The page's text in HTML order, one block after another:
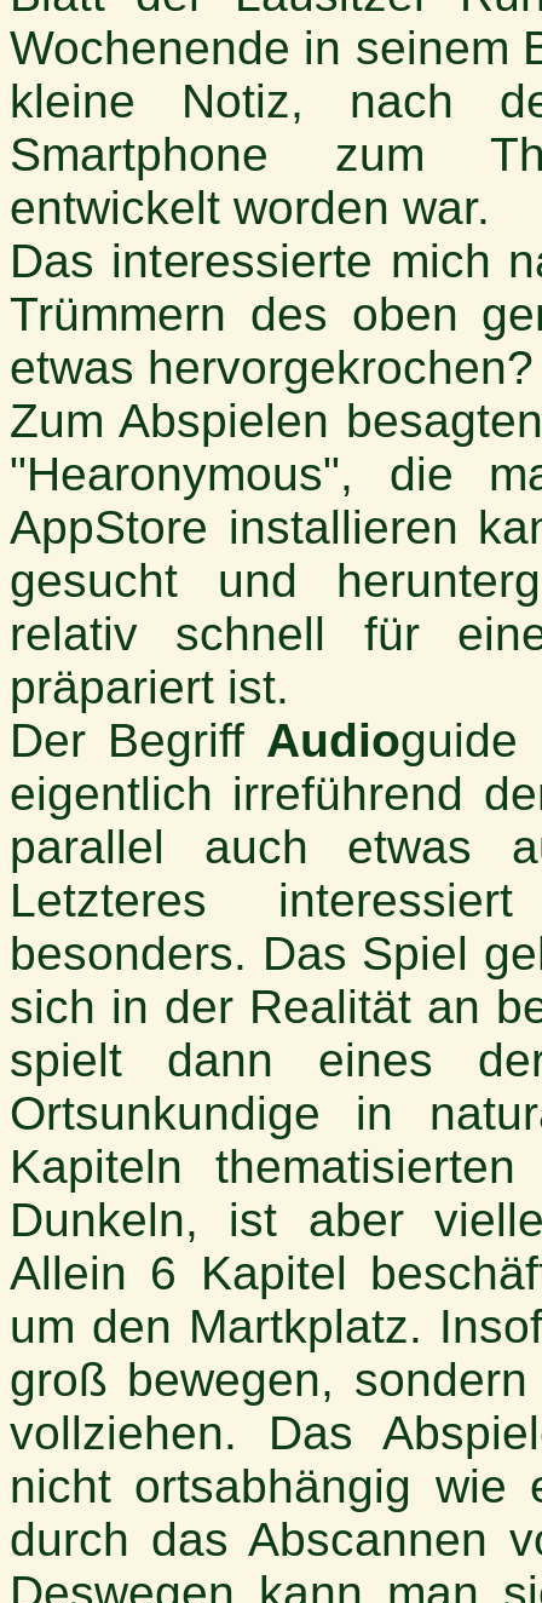
Wochenende in seinem
kleine Notiz, nach
Smartphone zum
entwickelt worden war.
Das interessierte mich
Trümmern des oben
etwas hervorgekrochen?
Zum Abspielen
"Hearonymous", die
AppStore installieren
gesucht und
relativ schnell für
präpariert ist.
Der Begriff Audioguide
eigentlich irreführend
parallel auch etwas
Letzteres
besonders. Das Spiel
sich in der Realität an
spielt dann eines
Ortsunkundige in
Kapiteln
Dunkeln, ist aber
Allein 6 Kapitel
um den Martkplatz.
groß bewegen,
vollziehen. Das
nicht ortsabhängig wie
durch das Abscannen